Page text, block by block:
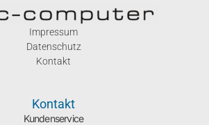
Impressum
Datenschutz
Kontakt
Kontakt
Kundenservice